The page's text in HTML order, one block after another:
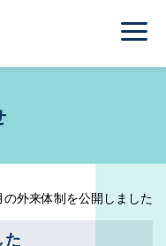
の外来体制を公開しました
た